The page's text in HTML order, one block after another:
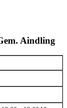
Aindling